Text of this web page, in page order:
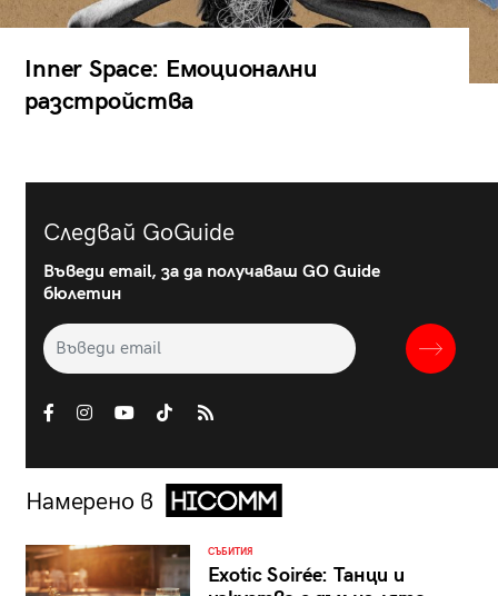
Inner Space: Емоционални
разстройства
Следвай GoGuide
Въведи email, за да получаваш GO Guide
бюлетин
Намерено в
СЪБИТИЯ
Exotic Soirée: Танци и